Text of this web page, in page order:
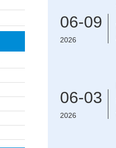
06-09
2026
06-03
2026